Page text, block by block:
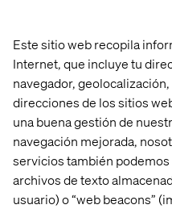
Este sitio web recopila
Internet, que incluye tu
navegador,
direcciones de los sitios
una buena gestión de
navegación mejorada,
servicios también
archivos de texto
usuario) o “web beacons”
Informe
La
Era
del
Comercio
Conversacional
2026
AI in
the
Software
Lifecycle